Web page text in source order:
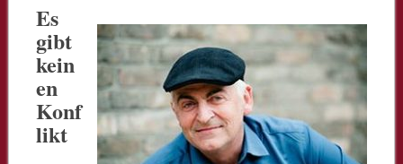
Es
gibt
kein
en
Konf
likt